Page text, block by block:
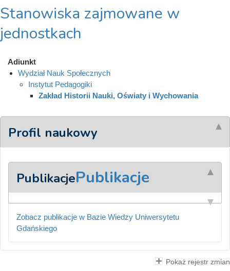
Stanowiska zajmowane w
jednostkach
Adiunkt
Wydział Nauk Społecznych
Instytut Pedagogiki
Zakład Historii Nauki, Oświaty i Wychowania
Profil naukowy
PublikacjePublikacje
Zobacz publikacje w Bazie Wiedzy Uniwersytetu
Gdańskiego
Pokaż rejestr zmian